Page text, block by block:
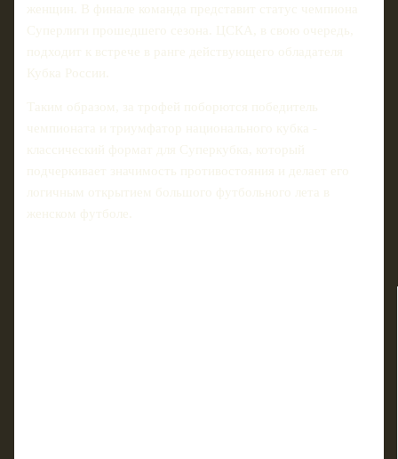
женщин. В финале команда представит статус чемпиона
Суперлиги прошедшего сезона. ЦСКА, в свою очередь,
подходит к встрече в ранге действующего обладателя
Кубка России.
Таким образом, за трофей поборются победитель
чемпионата и триумфатор национального кубка -
классический формат для Суперкубка, который
подчеркивает значимость противостояния и делает его
логичным открытием большого футбольного лета в
женском футболе.